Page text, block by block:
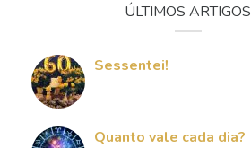
ÚLTIMOS ARTIGOS
Sessentei!
Quanto vale cada dia?